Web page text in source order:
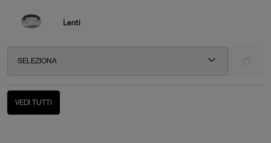
Lenti
SELEZIONA
VEDI TUTTI